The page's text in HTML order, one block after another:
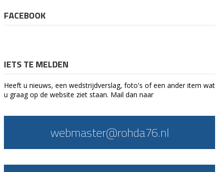
FACEBOOK
IETS TE MELDEN
Heeft u nieuws, een wedstrijdverslag, foto's of een ander item wat
u graag op de website ziet staan. Mail dan naar
webmaster@rohda76.nl